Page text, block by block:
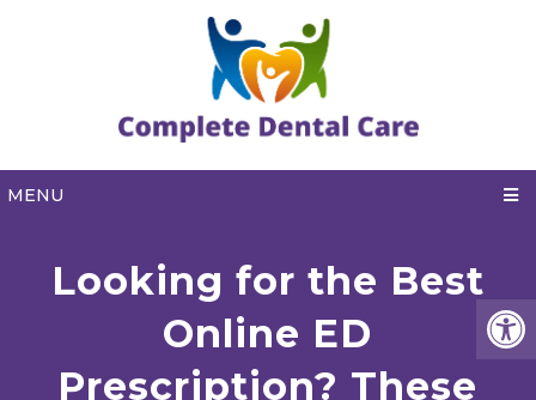
MENU
Looking for the Best
Online ED
Prescription? These